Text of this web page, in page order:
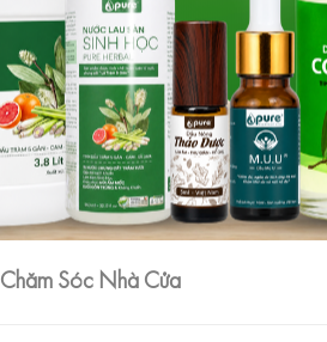
Chăm Sóc Nhà Cửa